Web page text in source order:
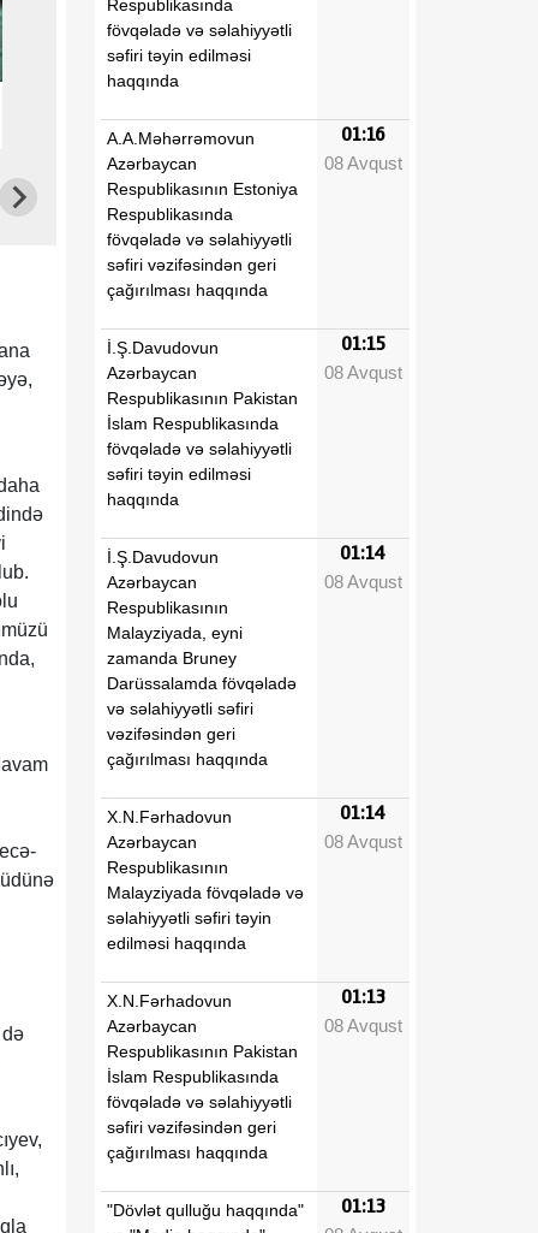
Respublikasında
fövqəladə və səlahiyyətli
səfiri təyin edilməsi
haqqında
A.A.Məhərrəmovun
Azərbaycan
Respublikasının Estoniya
Respublikasında
fövqəladə və səlahiyyətli
səfiri vəzifəsindən geri
çağırılması haqqında
01:16
08 Avqust
İ.Ş.Davudovun
Azərbaycan
Respublikasının Pakistan
İslam Respublikasında
fövqəladə və səlahiyyətli
səfiri təyin edilməsi
haqqında
01:15
08 Avqust
İ.Ş.Davudovun
Azərbaycan
Respublikasının
Malayziyada, eyni
zamanda Bruney
Darüssalamda fövqəladə
və səlahiyyətli səfiri
vəzifəsindən geri
çağırılması haqqında
01:14
08 Avqust
X.N.Fərhadovun
Azərbaycan
Respublikasının
Malayziyada fövqəladə və
səlahiyyətli səfiri təyin
edilməsi haqqında
01:14
08 Avqust
X.N.Fərhadovun
Azərbaycan
Respublikasının Pakistan
İslam Respublikasında
fövqəladə və səlahiyyətli
səfiri vəzifəsindən geri
çağırılması haqqında
01:13
08 Avqust
"Dövlət qulluğu haqqında"
01:13